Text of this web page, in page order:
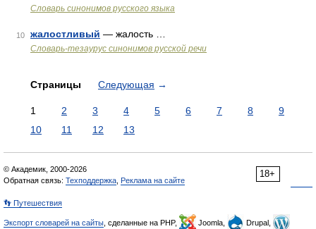
Словарь синонимов русского языка
10 жалостливый — жалость …
Словарь-тезаурус синонимов русской речи
Страницы Следующая →
1 2 3 4 5 6 7 8
9
10
11 12 13
18+
© Академик, 2000-2026
Обратная связь: Техподдержка Реклама на сайте
👣 Путешествия
Экспорт словарей на сайты , сделанные на PHP, Joomla,
Drupal,